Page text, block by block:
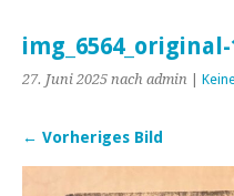
img_6564_original-
27. Juni 2025 nach admin
← Vorheriges Bild